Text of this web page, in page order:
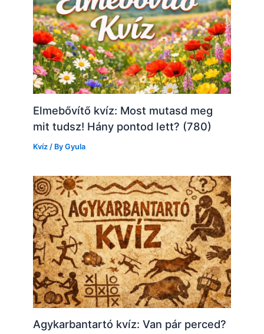
Elmebővítő kvíz: Most mutasd meg
mit tudsz! Hány pontod lett? (780)
Kvíz / ByGyula
Agykarbantartó kvíz: Van pár perced?